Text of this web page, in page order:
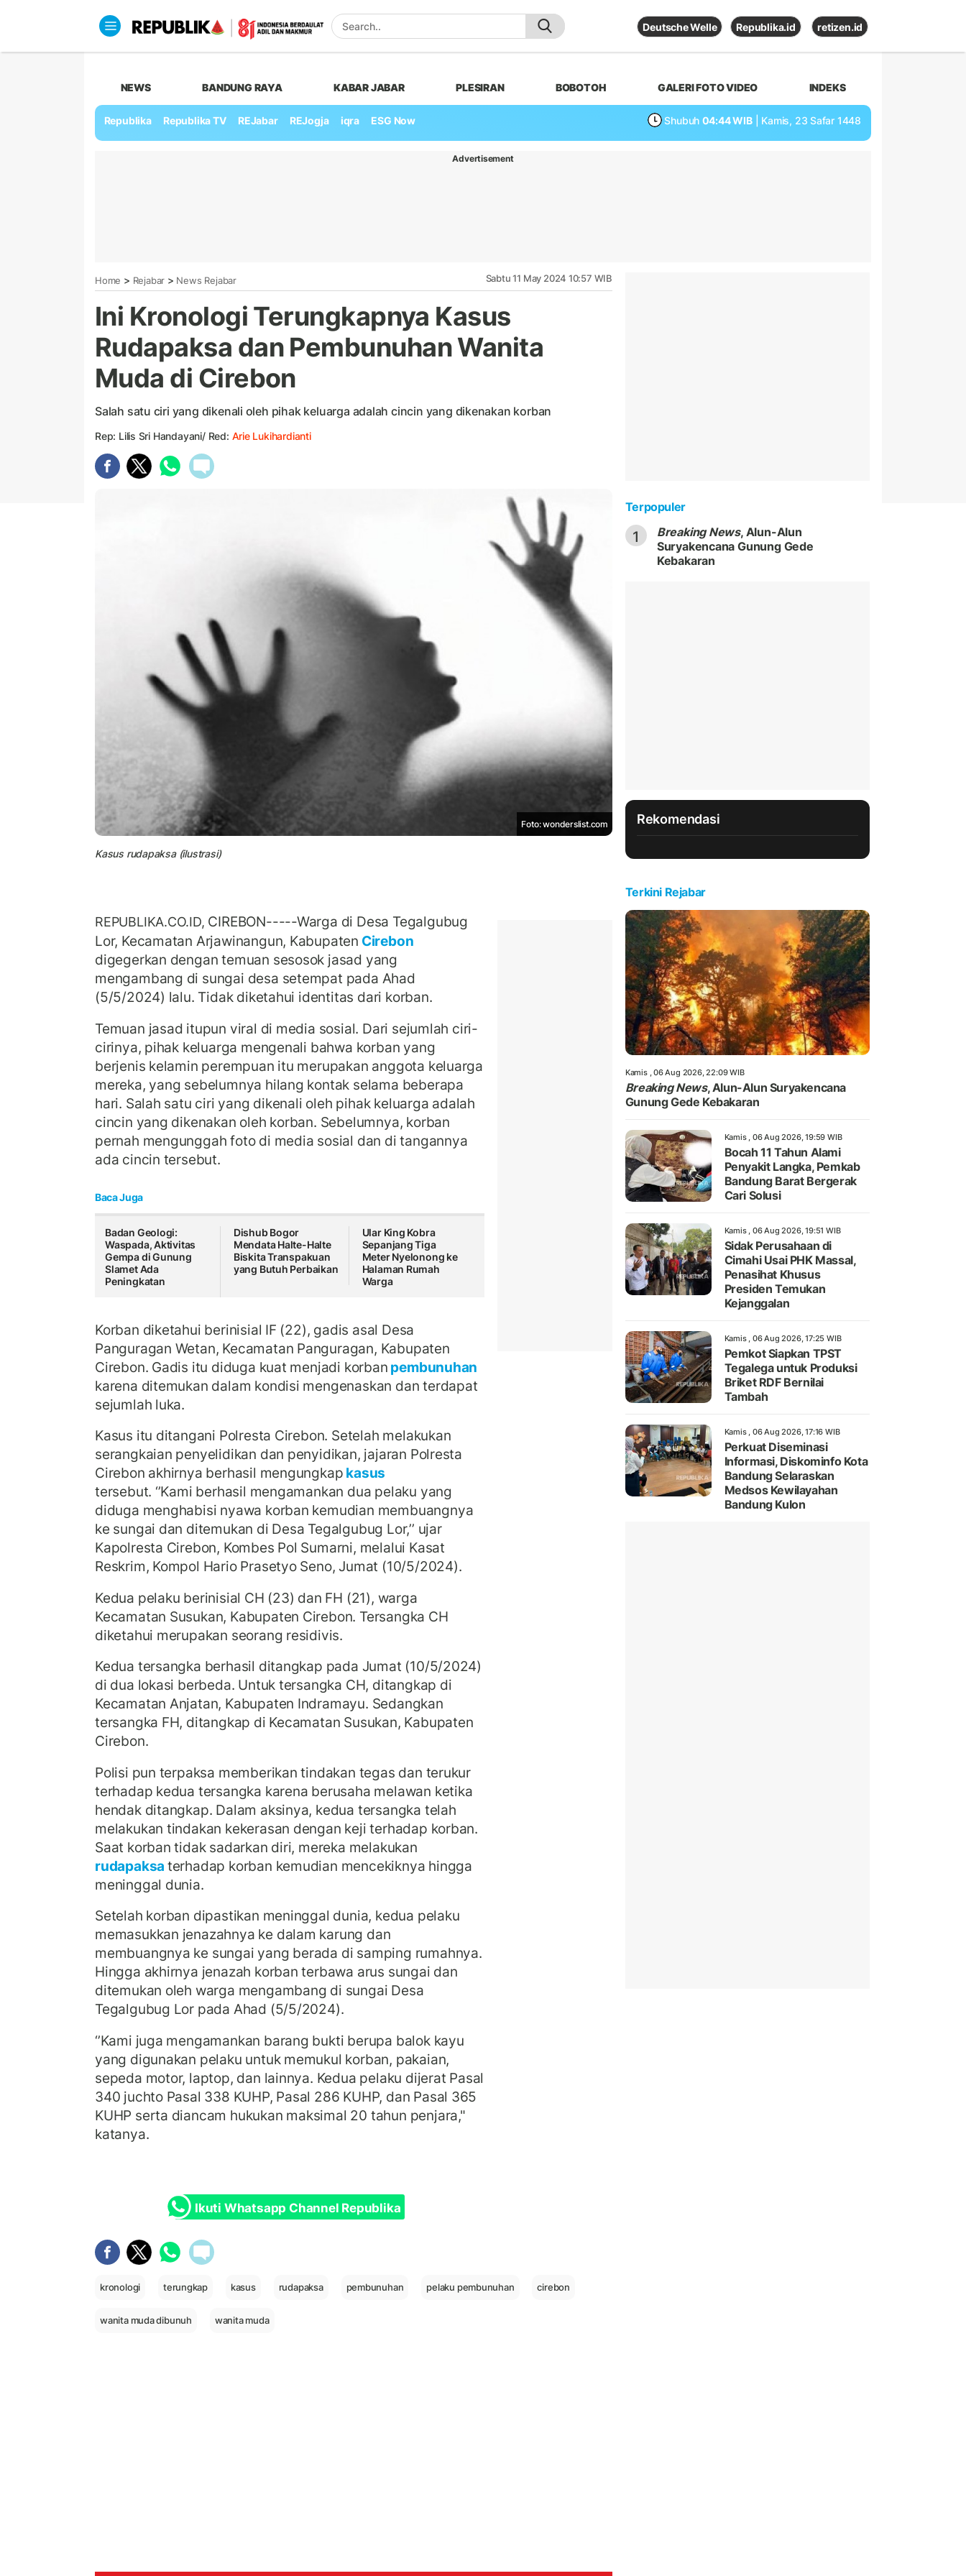
Deutsche Welle Republika.id retizen.id
NEWS BANDUNG RAYA KABAR JABAR PLESIRAN BOBOTOH GALERI FOTO VIDEO INDEKS
Republika Republika TV REJabar REJogja iqra ESG Now Shubuh 04:44 WIB | Kamis, 23 Safar 1448
Advertisement
Home > Rejabar > News Rejabar Sabtu 11 May 2024 10:57 WIB
Ini Kronologi Terungkapnya Kasus
Rudapaksa dan Pembunuhan Wanita
Muda di Cirebon
Salah satu ciri yang dikenali oleh pihak keluarga adalah cincin yang dikenakan korban
Rep: Lilis Sri Handayani/ Red: Arie Lukihardianti
Foto: wonderslist.com
Kasus rudapaksa (ilustrasi)
REPUBLIKA.CO.ID, CIREBON-----Warga di Desa Tegalgubug
Lor, Kecamatan Arjawinangun, Kabupaten Cirebon
digegerkan dengan temuan sesosok jasad yang
mengambang di sungai desa setempat pada Ahad
(5/5/2024) lalu. Tidak diketahui identitas dari korban.
Temuan jasad itupun viral di media sosial. Dari sejumlah ciri-
cirinya, pihak keluarga mengenali bahwa korban yang
berjenis kelamin perempuan itu merupakan anggota keluarga
mereka, yang sebelumnya hilang kontak selama beberapa
hari. Salah satu ciri yang dikenali oleh pihak keluarga adalah
cincin yang dikenakan oleh korban. Sebelumnya, korban
pernah mengunggah foto di media sosial dan di tangannya
ada cincin tersebut.
Baca Juga
Badan Geologi:
Waspada, Aktivitas
Gempa di Gunung
Slamet Ada
Peningkatan
Dishub Bogor
Mendata Halte-Halte
Biskita Transpakuan
yang Butuh Perbaikan
Ular King Kobra
Sepanjang Tiga
Meter Nyelonong ke
Halaman Rumah
Warga
Korban diketahui berinisial IF (22), gadis asal Desa
Panguragan Wetan, Kecamatan Panguragan, Kabupaten
Cirebon. Gadis itu diduga kuat menjadi korban pembunuhan
karena ditemukan dalam kondisi mengenaskan dan terdapat
sejumlah luka.
Kasus itu ditangani Polresta Cirebon. Setelah melakukan
serangkaian penyelidikan dan penyidikan, jajaran Polresta
Cirebon akhirnya berhasil mengungkap kasus
tersebut. ‘’Kami berhasil mengamankan dua pelaku yang
diduga menghabisi nyawa korban kemudian membuangnya
ke sungai dan ditemukan di Desa Tegalgubug Lor,’’ ujar
Kapolresta Cirebon, Kombes Pol Sumarni, melalui Kasat
Reskrim, Kompol Hario Prasetyo Seno, Jumat (10/5/2024).
Kedua pelaku berinisial CH (23) dan FH (21), warga
Kecamatan Susukan, Kabupaten Cirebon. Tersangka CH
diketahui merupakan seorang residivis.
Kedua tersangka berhasil ditangkap pada Jumat (10/5/2024)
di dua lokasi berbeda. Untuk tersangka CH, ditangkap di
Kecamatan Anjatan, Kabupaten Indramayu. Sedangkan
tersangka FH, ditangkap di Kecamatan Susukan, Kabupaten
Cirebon.
Polisi pun terpaksa memberikan tindakan tegas dan terukur
terhadap kedua tersangka karena berusaha melawan ketika
hendak ditangkap. Dalam aksinya, kedua tersangka telah
melakukan tindakan kekerasan dengan keji terhadap korban.
Saat korban tidak sadarkan diri, mereka melakukan
rudapaksa terhadap korban kemudian mencekiknya hingga
meninggal dunia.
Setelah korban dipastikan meninggal dunia, kedua pelaku
memasukkan jenazahnya ke dalam karung dan
membuangnya ke sungai yang berada di samping rumahnya.
Hingga akhirnya jenazah korban terbawa arus sungai dan
ditemukan oleh warga mengambang di sungai Desa
Tegalgubug Lor pada Ahad (5/5/2024).
‘’Kami juga mengamankan barang bukti berupa balok kayu
yang digunakan pelaku untuk memukul korban, pakaian,
sepeda motor, laptop, dan lainnya. Kedua pelaku dijerat Pasal
340 juchto Pasal 338 KUHP, Pasal 286 KUHP, dan Pasal 365
KUHP serta diancam hukukan maksimal 20 tahun penjara,"
katanya.
Ikuti Whatsapp Channel Republika
kronologi terungkap kasus rudapaksa pembunuhan pelaku pembunuhan cirebon
wanita muda dibunuh wanita muda
Terpopuler
1 Breaking News, Alun-Alun
Suryakencana Gunung Gede
Kebakaran
Rekomendasi
Terkini Rejabar
Kamis , 06 Aug 2026, 22:09 WIB
Breaking News, Alun-Alun Suryakencana
Gunung Gede Kebakaran
Kamis , 06 Aug 2026, 19:59 WIB
Bocah 11 Tahun Alami
Penyakit Langka, Pemkab
Bandung Barat Bergerak
Cari Solusi
Kamis , 06 Aug 2026, 19:51 WIB
Sidak Perusahaan di
Cimahi Usai PHK Massal,
Penasihat Khusus
Presiden Temukan
Kejanggalan
Kamis , 06 Aug 2026, 17:25 WIB
Pemkot Siapkan TPST
Tegalega untuk Produksi
Briket RDF Bernilai
Tambah
Kamis , 06 Aug 2026, 17:16 WIB
Perkuat Diseminasi
Informasi, Diskominfo Kota
Bandung Selaraskan
Medsos Kewilayahan
Bandung Kulon